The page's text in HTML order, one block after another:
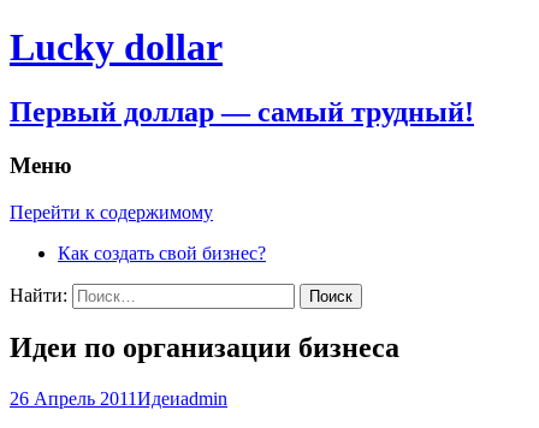
Lucky dollar
Первый доллар — самый трудный!
Меню
Перейти к содержимому
Как создать свой бизнес?
Найти:
Идеи по организации бизнеса
26 Апрель 2011Идеиadmin